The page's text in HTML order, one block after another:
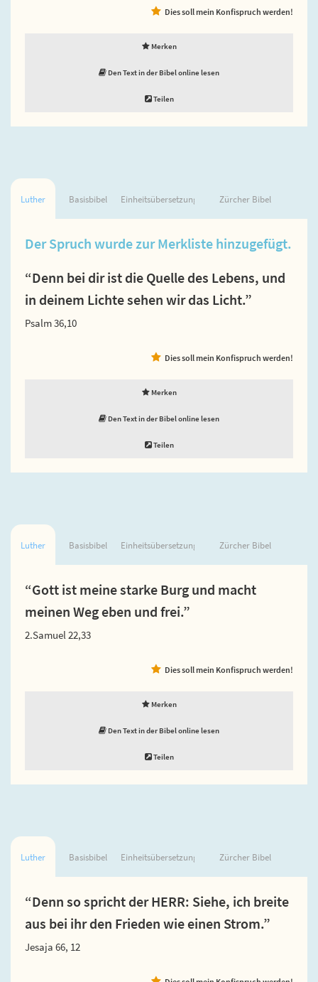
Dies soll mein Konfispruch werden!
Merken
Den Text in der Bibel online lesen
Teilen
Luther Basisbibel Einheitsübersetzung Zürcher Bibel
Der Spruch wurde zur Merkliste hinzugefügt.
“Denn bei dir ist die Quelle des Lebens, und
in deinem Lichte sehen wir das Licht.”
Psalm 36,10
Dies soll mein Konfispruch werden!
Merken
Den Text in der Bibel online lesen
Teilen
Luther Basisbibel Einheitsübersetzung Zürcher Bibel
“Gott ist meine starke Burg und macht
meinen Weg eben und frei.”
2.Samuel 22,33
Dies soll mein Konfispruch werden!
Merken
Den Text in der Bibel online lesen
Teilen
Luther Basisbibel Einheitsübersetzung Zürcher Bibel
“Denn so spricht der HERR: Siehe, ich breite
aus bei ihr den Frieden wie einen Strom.”
Jesaja 66, 12